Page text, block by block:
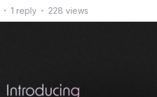
1 reply 228 views